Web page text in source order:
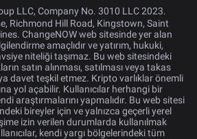
LLC, Company No. 3010 LLC 2023.
Richmond Hill Road, Kingstown, Saint
ChangeNOW web sitesinde yer alan
amaçlıdır ve yatırım, hukuki,
niteliği taşımaz. Bu web sitesindeki
satın alınması, satılması veya takas
davet teşkil etmez. Kripto varlıklar önemli
yol açabilir. Kullanıcılar herhangi bir
araştırmalarını yapmalıdır. Bu web sitesi
bireyler için ve yalnızca geçerli yerel
izin verilen durumlarda kullanılmak
kendi yargı bölgelerindeki tüm